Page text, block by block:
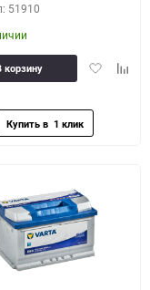
51910
Добавить
корзину